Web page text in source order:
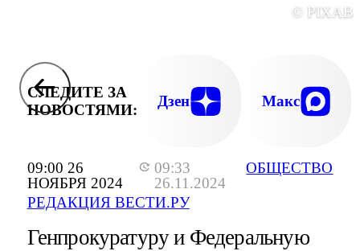
09:00 26
НОЯБРЯ 2024
09:33
26.11.2024
РЕДАКЦИЯ ВЕСТИ.РУ
ОБЩЕСТВО
©
СЛЕДИТЕ ЗА
НОВОСТЯМИ:
Дзен Макс
Генпрокуратуру и Федеральную